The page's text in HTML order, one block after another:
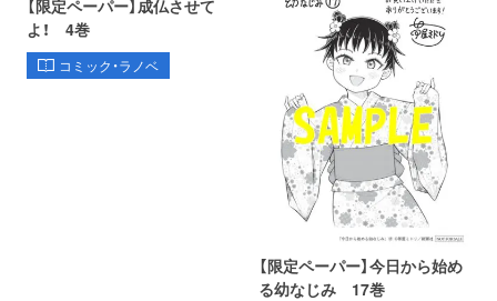
【限定ペーパー】成仏させて
よ！ 4巻
コミック・ラノベ
【限定ペーパー】今日から始め
る幼なじみ 17巻